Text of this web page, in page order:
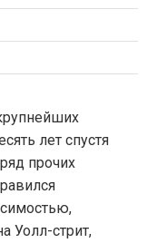
лет спустя
прочих
Уолл-стрит,